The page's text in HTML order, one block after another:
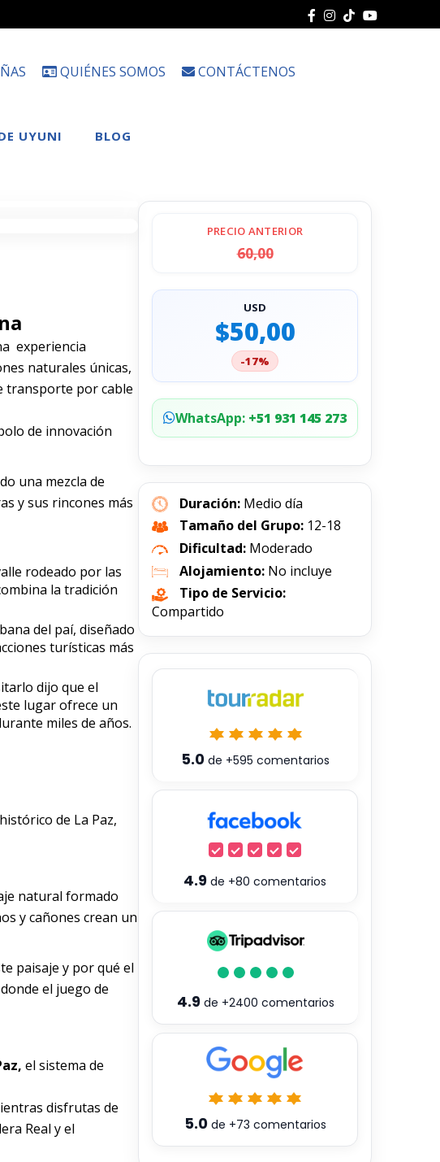
QUIÉNES SOMOS CONTÁCTENOS
UYUNI BLOG
experiencia
naturales únicas,
transporte por cable
de innovación
una mezcla de
y sus rincones más
rodeado por las
la tradición
del paí, diseñado
turísticas más
dijo que el
lugar ofrece un
miles de años.
de La Paz,
natural formado
y cañones crean un
paisaje y por qué el
el juego de
el sistema de
disfrutas de
Real y el
PRECIO ANTERIOR
60,00
USD
$50,00
-17%
WhatsApp: +51 931 145 273
Duración: Medio día
Tamaño del Grupo: 12-18
Dificultad: Moderado
Alojamiento: No incluye
Tipo de Servicio:
Compartido
5.0 de +595 comentarios
4.9 de +80 comentarios
4.9de +2400 comentarios
5.0de +73 comentarios